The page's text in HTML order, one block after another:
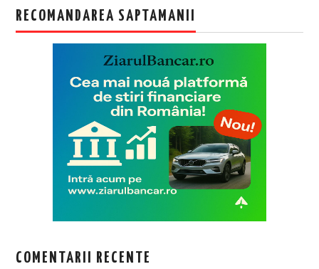
RECOMANDAREA SAPTAMANII
COMENTARII RECENTE